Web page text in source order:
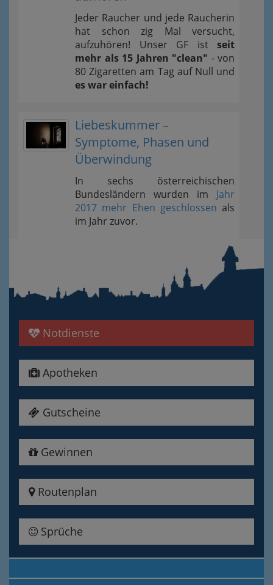
Jeder Raucher und jede Raucherin
hat schon zig Mal versucht,
aufzuhören! Unser GF ist seit
mehr als 15 Jahren "clean" - von
80 Zigaretten am Tag auf Null und
es war einfach!
Liebeskummer –
Symptome, Phasen und
Überwindung
In sechs österreichischen
Bundesländern wurden im Jahr
2017 mehr Ehen geschlossen als
im Jahr zuvor.
Notdienste
Apotheken
Gutscheine
Gewinnen
Routenplan
Sprüche